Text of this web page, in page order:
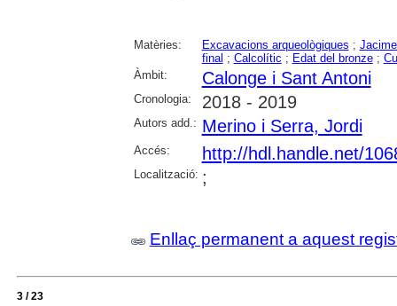
Matèries: Excavacions arqueològiques ;
final ; Calcolític ; Edat del bronze;
Àmbit:
Calonge i Sant Antoni
Cronologia: 2018 - 2019
Autors add.: Merino i Serra, Jordi
Accés: http://hdl.handle.net/
Localització: ;
Enllaç permanent a aquest
3 / 23